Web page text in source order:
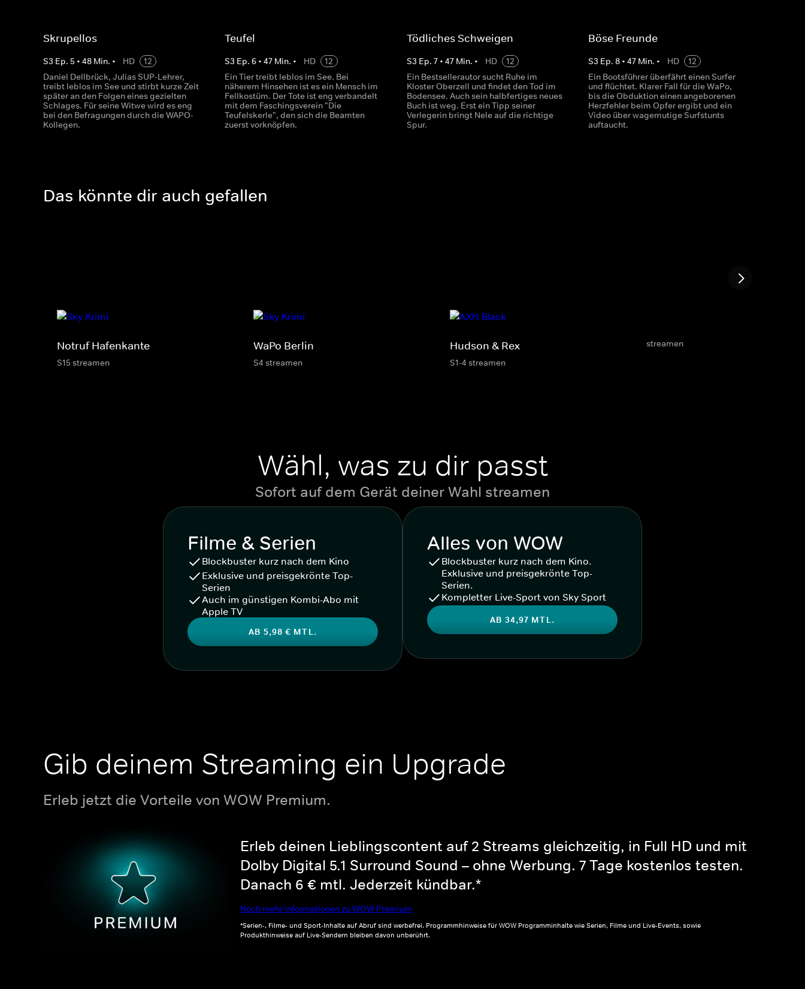
Skrupellos
S3 Ep. 5 • 48 Min. • HD
12
Daniel Dellbrück, Julias SUP-Lehrer,
treibt leblos im See und stirbt kurze Zeit
später an den Folgen eines gezielten
Schlages. Für seine Witwe wird es eng
bei den Befragungen durch die WAPO-
Kollegen.
Teufel
S3 Ep.6 •47 Min. • HD
12
Ein Tier treibt leblos im See. Bei
näherem Hinsehen ist es ein Mensch im
Fellkostüm. Der Tote ist eng verbandelt
mit dem Faschingsverein "Die
Teufelskerle", den sich die Beamten
zuerst vorknöpfen.
Tödliches Schweigen
S3 Ep. 7• 47Min. • HD
12
Ein Bestsellerautor sucht Ruhe im
Kloster Oberzell und findet den Tod im
Bodensee. Auch sein halbfertiges neues
Buch ist weg. Erst ein Tipp seiner
Verlegerin bringt Nele auf die richtige
Spur.
Böse Freunde
S3 Ep. 8• 47Min. • HD
12
Ein Bootsführer überfährt einen Surfer
und flüchtet. Klarer Fall für die WaPo,
bis die Obduktion einen angeborenen
Herzfehler beim Opfer ergibt und ein
Video über wagemutige Surfstunts
auftaucht.
Das könnte dir auch gefallen
Notruf Hafenkante
S15 streamen
WaPo Berlin
S4 streamen
Hudson & Rex
S1-4 streamen
streamen
Wähl, was zu dir passt
Sofort auf dem Gerät deiner Wahl streamen
Filme & Serien
Blockbuster kurz nach dem Kino
Exklusive und preisgekrönte Top-
Serien
Auch im günstigen Kombi-Abo mit
Apple TV
AB 5,98 € MTL.
Alles von WOW
Blockbuster kurz nach dem Kino.
Exklusive und preisgekrönte Top-
Serien.
Kompletter Live-Sport von Sky Sport
AB 34,97 MTL.
Gib deinem Streaming ein Upgrade
Erleb jetzt die Vorteile von WOW Premium.
Erleb deinen Lieblingscontent auf 2 Streams gleichzeitig, in Full HD und mit
Dolby Digital 5.1 Surround Sound – ohne Werbung. 7 Tage kostenlos testen.
Danach 6 € mtl. Jederzeit kündbar.*
Noch mehr Informationen zu WOW Premium
*Serien-, Filme- und Sport-Inhalte auf Abruf sind werbefrei. Programmhinweise für WOW Programminhalte wie Serien, Filme und Live-Events, sowie
Produkthinweise auf Live-Sendern bleiben davon unberührt.